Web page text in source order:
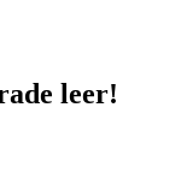
leer!